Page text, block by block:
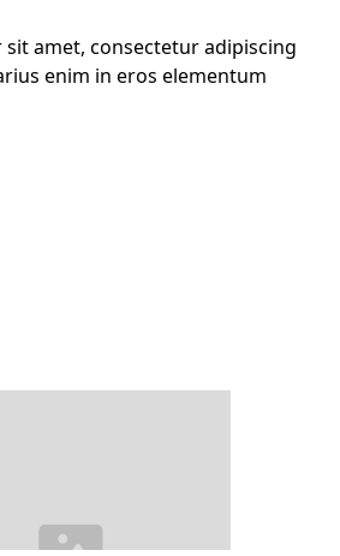
amet, consectetur adipiscing
enim in eros elementum